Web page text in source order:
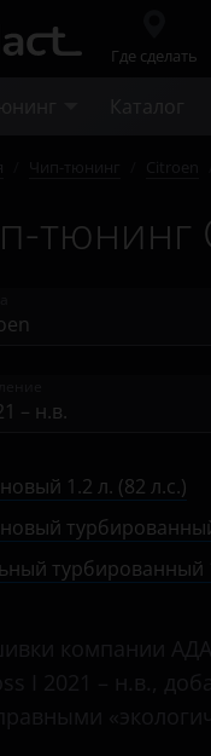
Где сделать
Каталог
тюнинг
– н.в.
1.2 л. (82 л.с.)
турбированный